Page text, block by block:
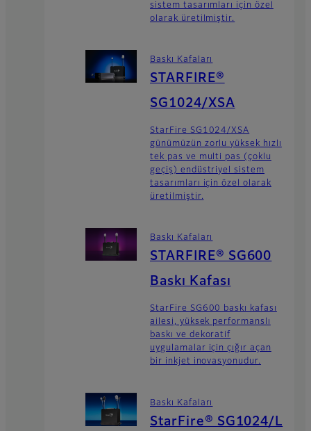
sistem tasarımları için özel
olarak üretilmiştir.
Baskı Kafaları
STARFIRE®
SG1024/XSA
StarFire SG1024/XSA
günümüzün zorlu yüksek hızlı
tek pas ve multi pas (çoklu
geçiş) endüstriyel sistem
tasarımları için özel olarak
üretilmiştir.
Baskı Kafaları
STARFIRE® SG600
Baskı Kafası
StarFire SG600 baskı kafası
ailesi, yüksek performanslı
baskı ve dekoratif
uygulamalar için çığır açan
bir inkjet inovasyonudur.
Baskı Kafaları
StarFire® SG1024/L